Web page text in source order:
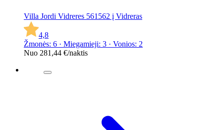
Villa Jordi Vidreres 561562 į Vidreras
4,8
Žmonės: 6 · Miegamieji: 3 · Vonios: 2
Nuo 281,44 €/naktis